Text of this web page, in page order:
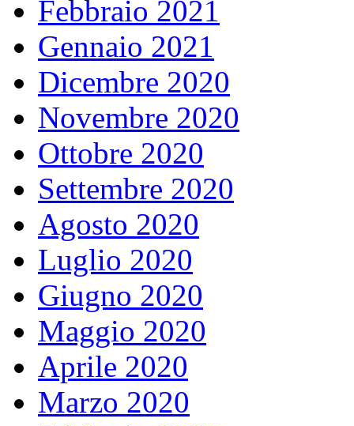
Febbraio 2021
Gennaio 2021
Dicembre 2020
Novembre 2020
Ottobre 2020
Settembre 2020
Agosto 2020
Luglio 2020
Giugno 2020
Maggio 2020
Aprile 2020
Marzo 2020